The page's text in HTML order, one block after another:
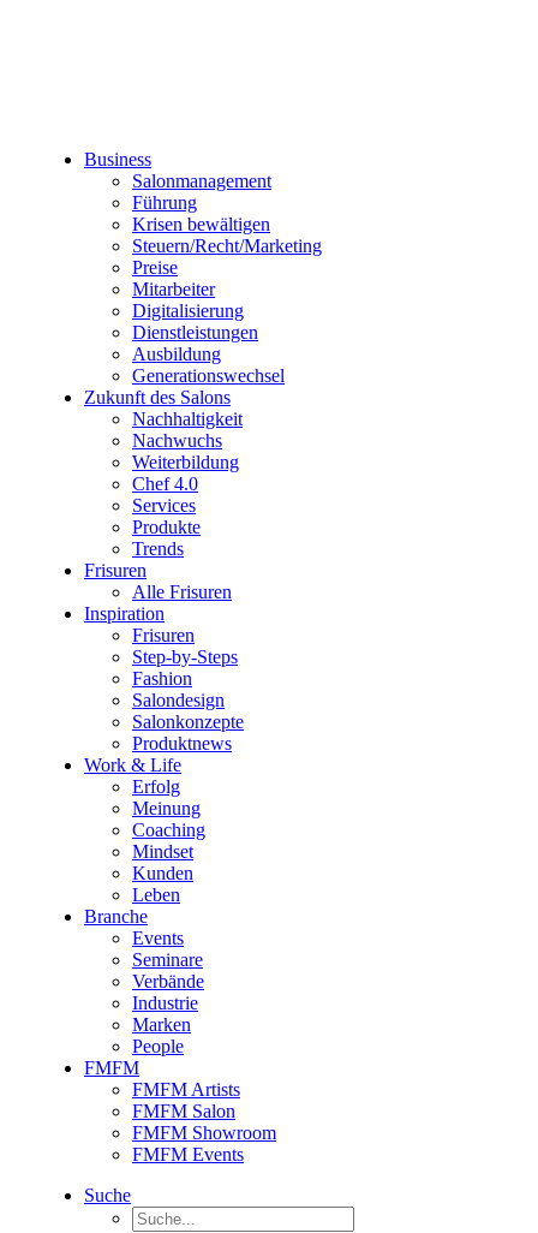
Business
Salonmanagement
Führung
Krisen bewältigen
Steuern/Recht/Marketing
Preise
Mitarbeiter
Digitalisierung
Dienstleistungen
Ausbildung
Generationswechsel
Zukunft des Salons
Nachhaltigkeit
Nachwuchs
Weiterbildung
Chef 4.0
Services
Produkte
Trends
Frisuren
Alle Frisuren
Inspiration
Frisuren
Step-by-Steps
Fashion
Salondesign
Salonkonzepte
Produktnews
Work & Life
Erfolg
Meinung
Coaching
Mindset
Kunden
Leben
Branche
Events
Seminare
Verbände
Industrie
Marken
People
FMFM
FMFM Artists
FMFM Salon
FMFM Showroom
FMFM Events
Suche